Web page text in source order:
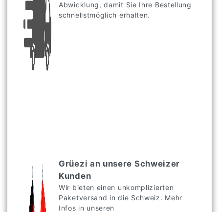
Abwicklung, damit Sie Ihre Bestellung
schnellstmöglich erhalten.
Grüezi an unsere Schweizer
Kunden
Wir bieten einen unkomplizierten
Paketversand in die Schweiz. Mehr
Infos in unseren